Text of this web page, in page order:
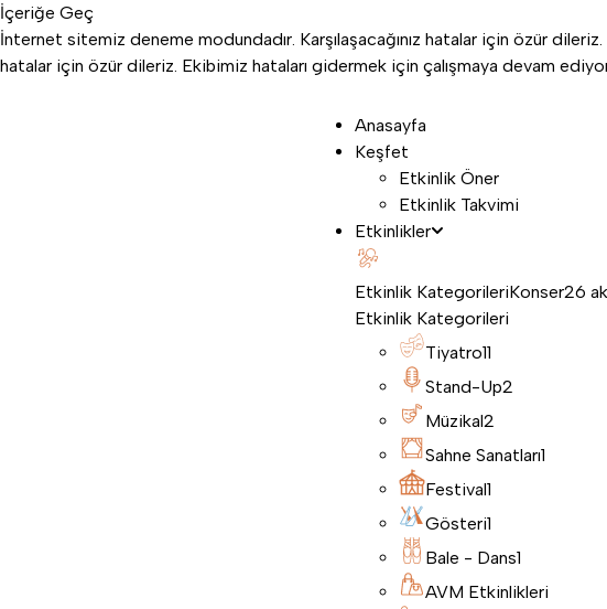
İçeriğe Geç
İnternet sitemiz deneme modundadır. Karşılaşacağınız hatalar için özür
hatalar için özür dileriz. Ekibimiz hataları gidermek için çalışmaya devam
Anasayfa
Keşfet
Etkinlik Öner
Etkinlik Takvimi
Etkinlikler
Etkinlik KategorileriKonser26
Etkinlik Kategorileri
Tiyatro11
Stand-Up2
Müzikal2
Sahne Sanatları1
Festival1
Gösteri1
Bale - Dans1
AVM Etkinlikleri